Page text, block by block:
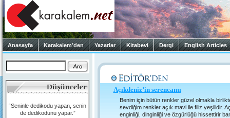
Anasayfa Karakalem’den Yazarlar Kitabevi Dergi English Articles
“Seninle dedikodu yapan, senin
de dedikodunu yapar.”
Açıkdeniz’in serencamı
Benim için bütün renkler güzel olmakla
sevdiğim renkler açık mavi ile filiz yeşilidir.
enginliği, dinginliği ve özgürlüğü hissettirir